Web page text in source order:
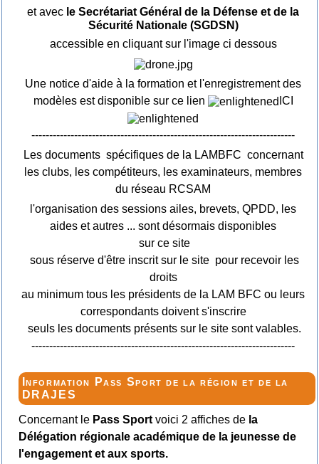
et avec le Secrétariat Général de la Défense et de la
Sécurité Nationale (SGDSN)
accessible en cliquant sur l'image ci dessous
Une notice d'aide à la formation et l'enregistrement des
modèles est disponible sur ce lien
ICI
--------------------------------------------------------------------------
Les documents spécifiques de la LAMBFC concernant
les clubs, les compétiteurs, les examinateurs, membres
du réseau RCSAM
l'organisation des sessions ailes, brevets, QPDD, les
aides et autres ... sont désormais disponibles
sur ce site
sous réserve d'être inscrit sur le site pour recevoir les
droits
au minimum tous les présidents de la LAM BFC ou leurs
correspondants doivent s'inscrire
seuls les documents présents sur le site sont valables.
--------------------------------------------------------------------------
Information Pass Sport de la région et de la
DRAJES
Concernant lePass Sportvoici 2 affiches dela
Délégation régionale académique de la jeunesse de
l'engagement et aux sports.